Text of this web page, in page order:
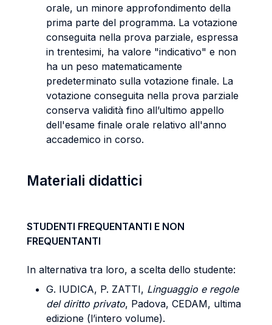
orale, un minore approfondimento della
prima parte del programma. La votazione
conseguita nella prova parziale, espressa
in trentesimi, ha valore "indicativo" e non
ha un peso matematicamente
predeterminato sulla votazione finale. La
votazione conseguita nella prova parziale
conserva validità fino all’ultimo appello
dell'esame finale orale relativo all'anno
accademico in corso.
Materiali didattici
STUDENTI FREQUENTANTI E NON
FREQUENTANTI
In alternativa tra loro, a scelta dello studente:
G. IUDICA, P. ZATTI, Linguaggio e regole
del diritto privato, Padova, CEDAM, ultima
edizione (l’intero volume).